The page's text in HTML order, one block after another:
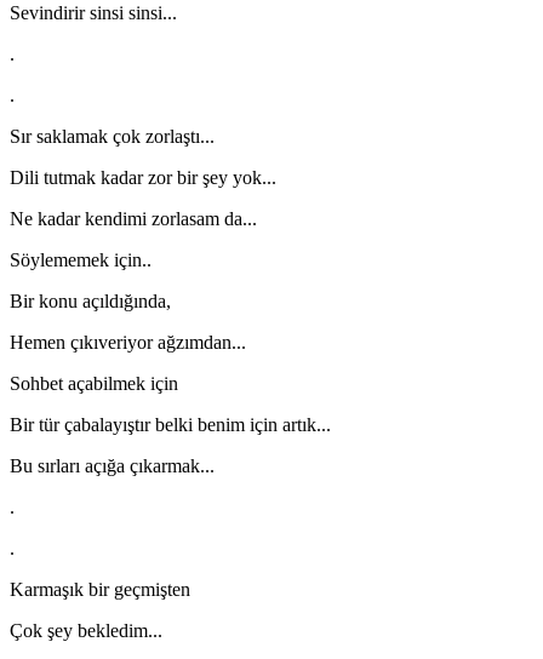
Sevindirir sinsi sinsi...
.
.
Sır saklamak çok zorlaştı...
Dili tutmak kadar zor bir şey yok...
Ne kadar kendimi zorlasam da...
Söylememek için..
Bir konu açıldığında,
Hemen çıkıveriyor ağzımdan...
Sohbet açabilmek için
Bir tür çabalayıştır belki benim için artık...
Bu sırları açığa çıkarmak...
.
.
Karmaşık bir geçmişten
Çok şey bekledim...